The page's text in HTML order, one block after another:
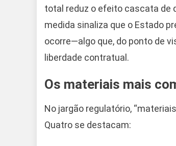
total reduz o efeito cascata de
medida sinaliza que o Estado
ocorre—algo que, do ponto de
liberdade contratual.
Os materiais mais
No jargão regulatório,
Quatro se destacam: